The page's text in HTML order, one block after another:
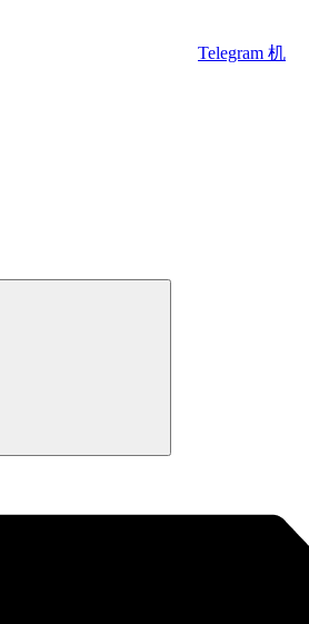
Telegram 机